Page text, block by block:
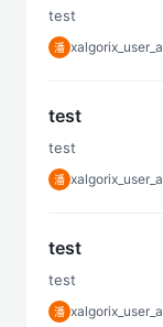
test
潘 xalgorix_user_a
test
test
潘 xalgorix_user_a
test
test
潘 xalgorix_user_a